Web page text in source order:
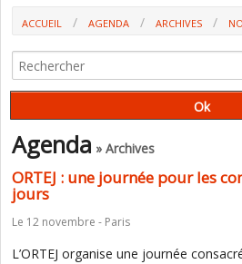
ACCUEIL AGENDA ARCHIVES
Agenda » Archives
ORTEJ : une journée pour les
jours
Le 12 novembre - Paris
L’ORTEJ organise une journée